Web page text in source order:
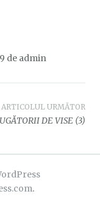
de admin
ARTICOLUL URMĂTOR
DE VISE (3)
.